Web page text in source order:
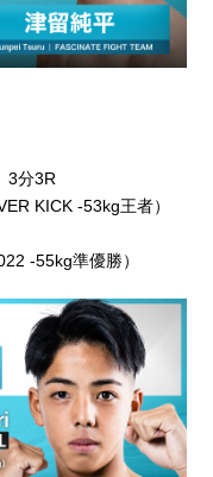
3分3R
KICK -53kg王者）
-55kg準優勝）